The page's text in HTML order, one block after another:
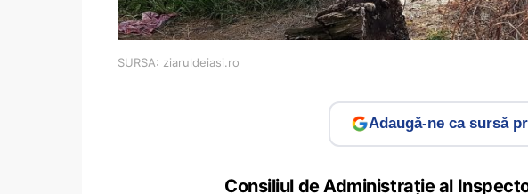
SURSA: ziaruldeiasi.ro
Adaugă-ne ca sursă
Consiliul de Administrație al